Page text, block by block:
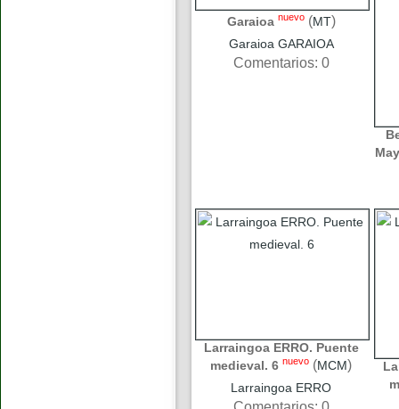
Garaioa nuevo (MT)
Garaioa GARAIOA
Comentarios: 0
Larraingoa ERRO. Puente
medieval. 6 nuevo (MCM)
Larraingoa ERRO